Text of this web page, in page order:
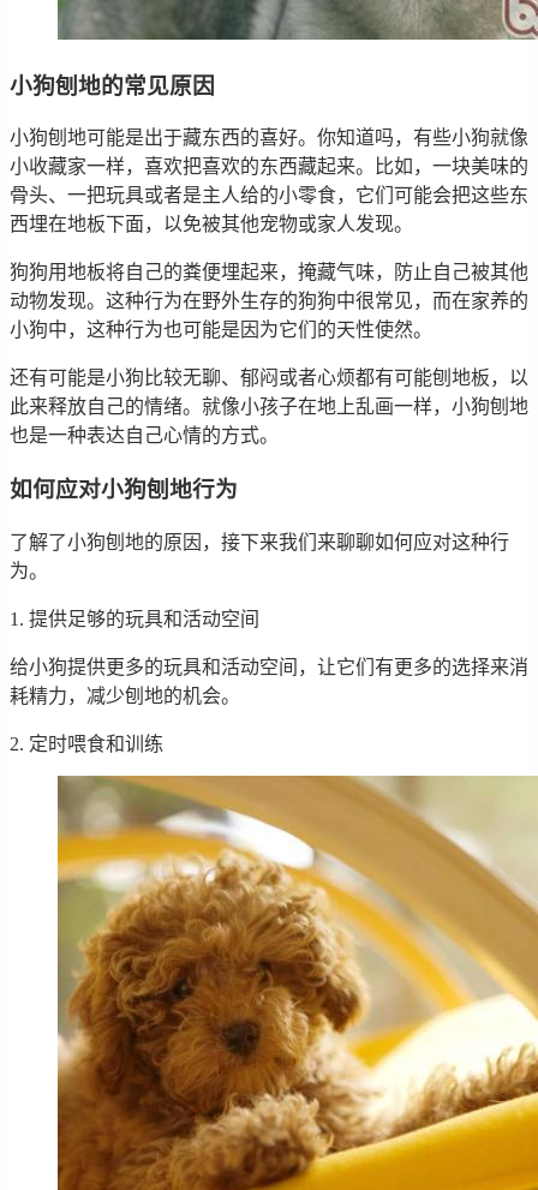
小狗刨地的常见原因
小狗刨地可能是出于藏东西的喜好。你知道吗，有些小狗就像
小收藏家一样，喜欢把喜欢的东西藏起来。比如，一块美味的
骨头、一把玩具或者是主人给的小零食，它们可能会把这些东
西埋在地板下面，以免被其他宠物或家人发现。
狗狗用地板将自己的粪便埋起来，掩藏气味，防止自己被其他
动物发现。这种行为在野外生存的狗狗中很常见，而在家养的
小狗中，这种行为也可能是因为它们的天性使然。
还有可能是小狗比较无聊、郁闷或者心烦都有可能刨地板，以
此来释放自己的情绪。就像小孩子在地上乱画一样，小狗刨地
也是一种表达自己心情的方式。
如何应对小狗刨地行为
了解了小狗刨地的原因，接下来我们来聊聊如何应对这种行
为。
1. 提供足够的玩具和活动空间
给小狗提供更多的玩具和活动空间，让它们有更多的选择来消
耗精力，减少刨地的机会。
2. 定时喂食和训练